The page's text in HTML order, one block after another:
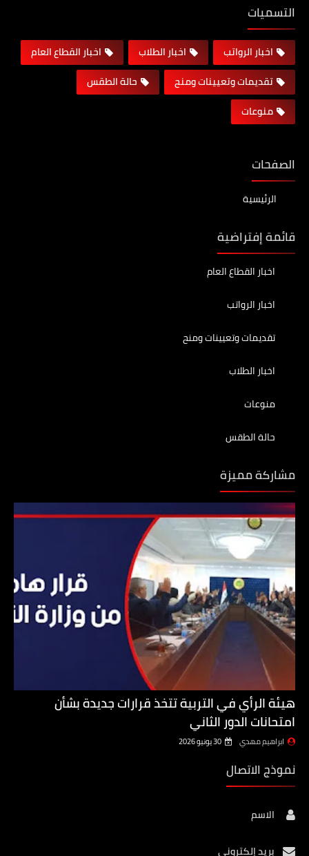
التسميات
اخبار الرواتب اخبار الطلاب
اخبار القطاع العام
تقديمات وتعيينات ومنح
حالة الطقس
منوعات
الصفحات
الرئيسية
قائمة إفتراضية
اخبار القطاع العام
اخبار الرواتب
تقديمات وتعيينات ومنح
اخبار الطلاب
منوعات
حالة الطقس
مشاركة مميزة
هيئة الرأي في التربية تتخذ قرارات جديدة بشأن
امتحانات الدور الثاني
ابراهيم مهدي 30 يونيو 2026
نموذج الاتصال
الاسم
بريد إلكتروني